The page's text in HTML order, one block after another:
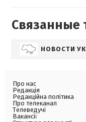
Связанные
НОВОСТИ
Про нас
Редакція
Редакційна політика
Про телеканал
Телеведучі
Вакансії